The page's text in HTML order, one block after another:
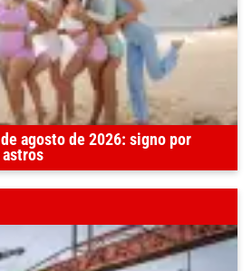
agosto de 2026: signo por